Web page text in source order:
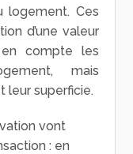
logement. Ces
d’une valeur
compte les
mais
leur superficie.
vont
: en